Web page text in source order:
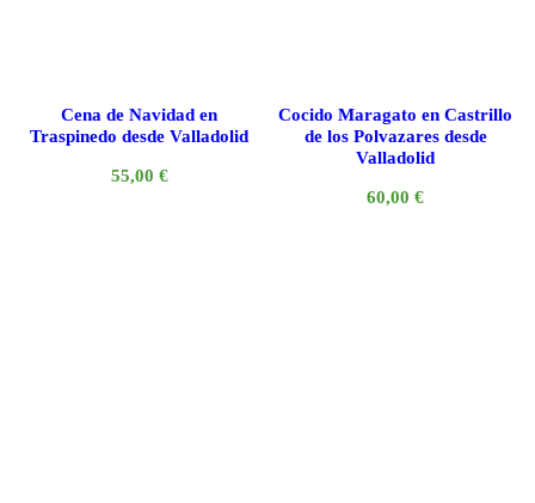
Cena de Navidad en
Traspinedo desde Valladolid
55,00 €
Cocido Maragato en Castrillo
de los Polvazares desde
Valladolid
60,00€